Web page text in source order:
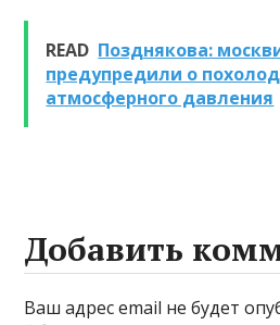
очистке и
промывке котлов
READ Позднякова:
предупредили о
атмосферного давления
Добавить
Ваш адрес email не будет